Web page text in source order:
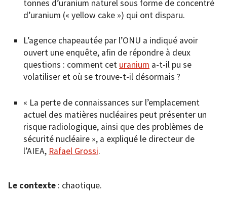
tonnes d’uranium naturel sous forme de concentré
d’uranium (« yellow cake ») qui ont disparu.
L’agence chapeautée par l’ONU a indiqué avoir
ouvert une enquête, afin de répondre à deux
questions : comment cet uranium a-t-il pu se
volatiliser et où se trouve-t-il désormais ?
« La perte de connaissances sur l’emplacement
actuel des matières nucléaires peut présenter un
risque radiologique, ainsi que des problèmes de
sécurité nucléaire », a expliqué le directeur de
l’AIEA, Rafael Grossi.
Le contexte : chaotique.